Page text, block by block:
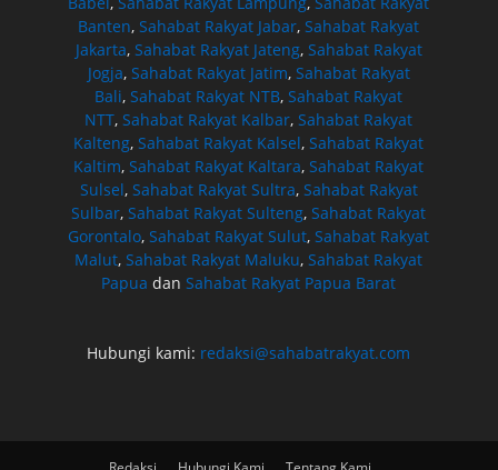
Banten,Sahabat Rakyat Jabar,Sahabat Rakyat
Jakarta, Sahabat Rakyat Jateng, Sahabat Rakyat
Jogja, Sahabat Rakyat Jatim, Sahabat Rakyat
Bali,Sahabat Rakyat NTB,Sahabat Rakyat
NTT,Sahabat Rakyat Kalbar,Sahabat Rakyat
Kalteng,Sahabat Rakyat Kalsel,Sahabat Rakyat
Kaltim,Sahabat Rakyat Kaltara,Sahabat Rakyat
Sulsel, Sahabat Rakyat Sultra, Sahabat Rakyat
Sulbar,Sahabat Rakyat Sulteng,Sahabat Rakyat
Gorontalo,Sahabat Rakyat Sulut,Sahabat Rakyat
Malut,Sahabat Rakyat Maluku,Sahabat Rakyat
Papua danSahabat Rakyat Papua Barat
Hubungi kami: redaksi@sahabatrakyat.com